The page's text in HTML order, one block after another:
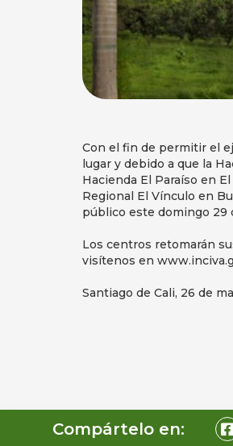
Con el fin de permitir el
lugar y debido a que la
Hacienda El Paraíso en
Regional El Vínculo en
público este domingo 29
Los centros retomarán
visítenos en
Santiago de Cali, 26 de
Compártelo en: